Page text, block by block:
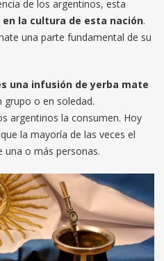
de los argentinos, esta
la cultura de esta nación.
una parte fundamental de su
una infusión de yerba mate
grupo o en soledad.
argentinos la consumen. Hoy
la mayoría de las veces el
o más personas.